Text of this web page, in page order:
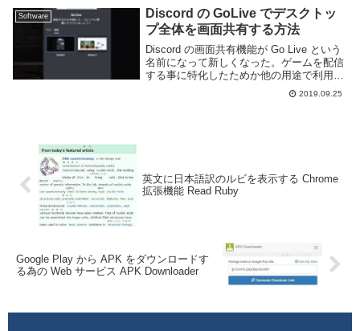
Software
Discord の GoLive でデスクトッ
プ全体を画面共有する方法
Discord の画面共有機能が Go Live という
名前になって新しくなった。ゲームを配信
する事に特化したためか他の用途で利用し
ている人々にとっては多少不便になってし
まった。特に画面全体の共有ができなくな
2019.09.25
英文に日本語訳のルビを表示する Chrome
拡張機能 Read Ruby
Google Play から APK をダウンロードす
る為の Web サービス APK Downloader